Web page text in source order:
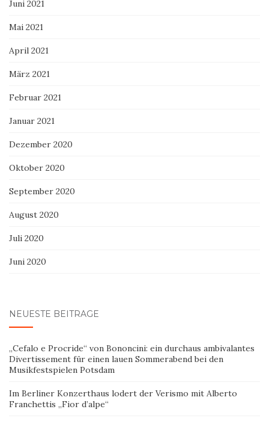
Juni 2021
Mai 2021
April 2021
März 2021
Februar 2021
Januar 2021
Dezember 2020
Oktober 2020
September 2020
August 2020
Juli 2020
Juni 2020
NEUESTE BEITRÄGE
„Cefalo e Procride“ von Bononcini: ein durchaus ambivalantes
Divertissement für einen lauen Sommerabend bei den
Musikfestspielen Potsdam
Im Berliner Konzerthaus lodert der Verismo mit Alberto
Franchettis „Fior d’alpe“